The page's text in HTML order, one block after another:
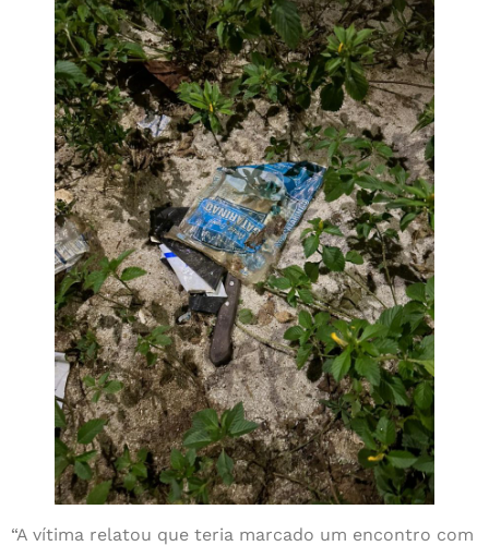
“A vítima relatou que teria marcado um encontro com